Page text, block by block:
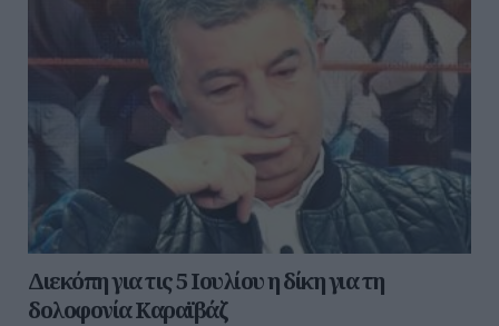
Διεκόπη για τις 5 Ιουλίου η δίκη για τη
δολοφονία Καραϊβάζ